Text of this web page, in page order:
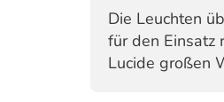
Die Leuchten
für den Einsatz
Lucide großen